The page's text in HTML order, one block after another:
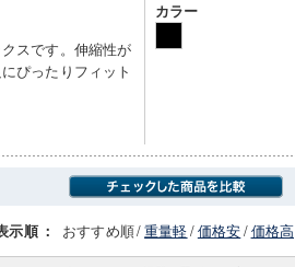
スです。伸縮性が
ぴったりフィット
カラー
示順 ： おすすめ順/重量軽/価格安/価格高